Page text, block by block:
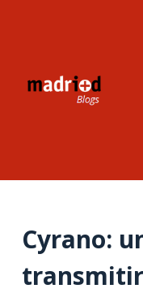
e
Cyrano: